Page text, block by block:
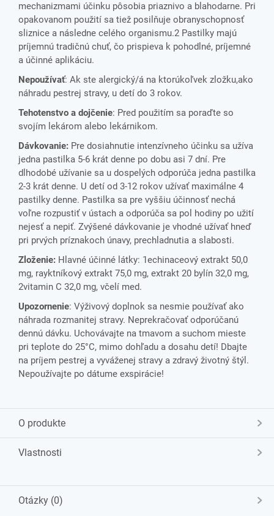
mechanizmami účinku pôsobia priaznivo a blahodarne. Pri
opakovanom použití sa tiež posilňuje obranyschopnosť
sliznice a následne celého organismu.2 Pastilky majú
príjemnú tradičnú chuť, čo prispieva k pohodlné, príjemné
a účinné aplikáciu.
Nepoužívať: Ak ste alergický/á na ktorúkoľvek zložku,ako
náhradu pestrej stravy, u detí do 3 rokov.
Tehotenstvo a dojčenie: Pred použitím sa poraďte so
svojím lekárom alebo lekárnikom.
Dávkovanie: Pre dosiahnutie intenzívneho účinku sa užíva
jedna pastilka 5-6 krát denne po dobu asi 7 dní. Pre
dlhodobé užívanie sa u dospelých odporúča jedna pastilka
2-3 krát denne. U detí od 3-12 rokov užívať maximálne 4
pastilky denne. Pastilka sa pre vyššiu účinnosť nechá
voľne rozpustiť v ústach a odporúča sa pol hodiny po užití
nejesť a nepiť. Zvýšené dávkovanie je vhodné užívať hneď
pri prvých príznakoch únavy, prechladnutia a slabosti.
Zloženie: Hlavné účinné látky: 1echinaceový extrakt 50,0
mg, rayktníkový extrakt 75,0 mg, extrakt 20 bylín 32,0 mg,
2vitamin C 32,0 mg, včelí med.
Upozornenie: Výživový doplnok sa nesmie používať ako
náhrada rozmanitej stravy. Neprekračovať odporúčanú
dennú dávku. Uchovávajte na tmavom a suchom mieste
pri teplote do 25°C, mimo dohľadu a dosahu detí! Dbajte
na príjem pestrej a vyváženej stravy a zdravý životný štýl.
Nepoužívajte po dátume exspirácie!
O produkte
Vlastnosti
Otázky (0)